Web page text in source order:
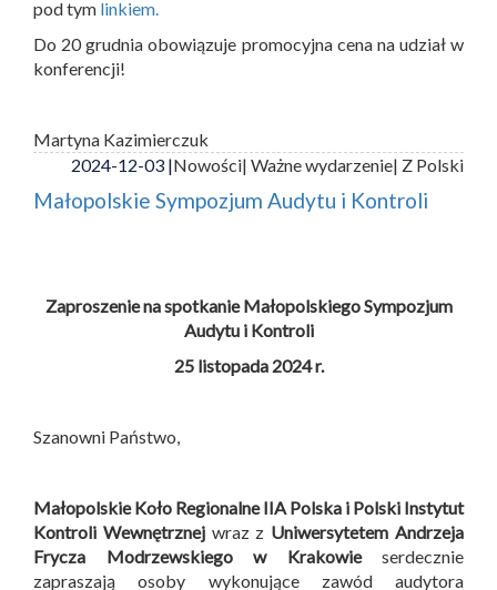
pod tym linkiem.
Do 20 grudnia obowiązuje promocyjna cena na udział w
konferencji!
Martyna Kazimierczuk
2024-12-03 |Nowości| Ważne wydarzenie| Z Polski
Małopolskie Sympozjum Audytu i Kontroli
Zaproszenie na spotkanie Małopolskiego Sympozjum
Audytu i Kontroli
25 listopada 2024 r.
Szanowni Państwo,
Małopolskie Koło Regionalne IIA Polska i Polski Instytut
Kontroli Wewnętrznejwraz z Uniwersytetem Andrzeja
Frycza Modrzewskiego w Krakowieserdecznie
zapraszają osoby wykonujące zawód audytora